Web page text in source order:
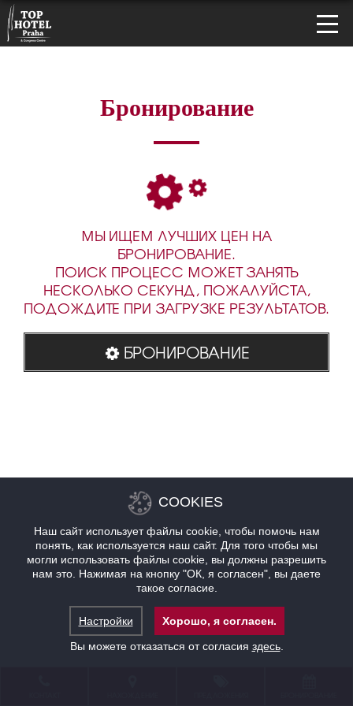
Бронирование
МЫ ИЩЕМ ЛУЧШИХ ЦЕН НА
БРОНИРОВАНИЕ.
ПОИСК ПРОЦЕСС МОЖЕТ ЗАНЯТЬ
НЕСКОЛЬКО СЕКУНД, ПОЖАЛУЙСТА,
ПОДОЖДИТЕ ПРИ ЗАГРУЗКЕ РЕЗУЛЬТАТОВ.
БРОНИРОВАНИЕ
COOKIES
Наш сайт использует файлы cookie, чтобы помочь нам
понять, как используется наш сайт. Для того чтобы мы
могли использовать файлы cookie, вы должны разрешить
нам это. Нажимая на кнопку "ОК, я согласен", вы даете
такое согласие.
Настройки
Хорошо, я согласен.
Вы можете отказаться от согласия здесь.